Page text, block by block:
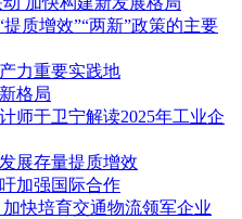
质增效”“两新”政策的主要
力重要实践地
格局
师于卫宁解读2025年工业企
展存量提质增效
加强国际合作
快培育交通物流领军企业